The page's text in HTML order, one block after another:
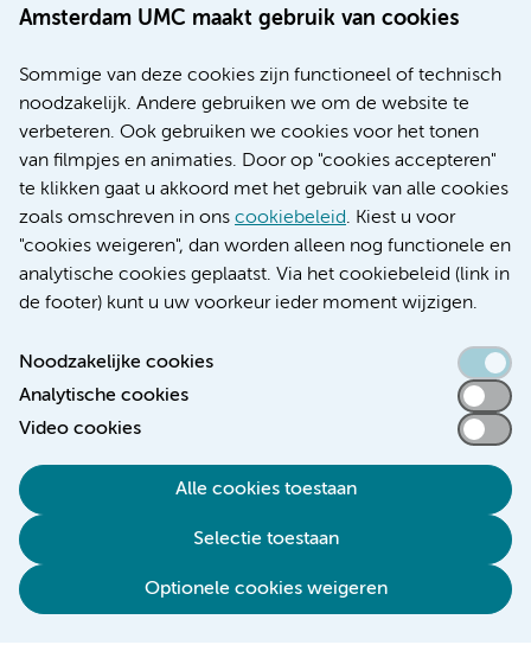
Amsterdam UMC maakt gebruik van cookies
Sommige van deze cookies zijn functioneel of technisch
noodzakelijk. Andere gebruiken we om de website te
verbeteren. Ook gebruiken we cookies voor het tonen
van filmpjes en animaties. Door op "cookies accepteren"
te klikken gaat u akkoord met het gebruik van alle cookies
zoals omschreven in ons cookiebeleid. Kiest u voor
"cookies weigeren", dan worden alleen nog functionele en
analytische cookies geplaatst. Via het cookiebeleid (link in
de footer) kunt u uw voorkeur ieder moment wijzigen.
Noodzakelijke cookies
Analytische cookies
Video cookies
Alle cookies toestaan
Selectie toestaan
Optionele cookies weigeren
Werken bij Amsterdam UMC
Nieuws
Research
Educatie locatie AMC
Educatie locatie VUmc
Verwijzen & diagnostiek
Toegankelijkheidsverklaring
Responsible disclosure